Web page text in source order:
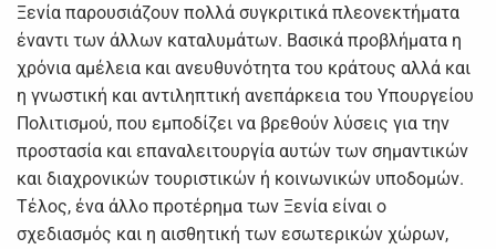
Ξενία παρουσιάζουν πολλά συγκριτικά πλεονεκτήματα
έναντι των άλλων καταλυμάτων. Βασικά προβλήματα η
χρόνια αμέλεια και ανευθυνότητα του κράτους αλλά και
η γνωστική και αντιληπτική ανεπάρκεια του Υπουργείου
Πολιτισμού, που εμποδίζει να βρεθούν λύσεις για την
προστασία και επαναλειτουργία αυτών των σημαντικών
και διαχρονικών τουριστικών ή κοινωνικών υποδομών.
Τέλος, ένα άλλο προτέρημα των Ξενία είναι ο
σχεδιασμός και η αισθητική των εσωτερικών χώρων,